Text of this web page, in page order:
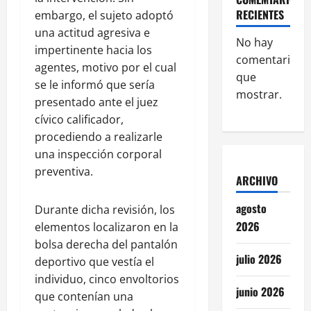
embargo, el sujeto adoptó
una actitud agresiva e
impertinente hacia los
agentes, motivo por el cual
se le informó que sería
presentado ante el juez
cívico calificador,
procediendo a realizarle
una inspección corporal
preventiva.
Durante dicha revisión, los
elementos localizaron en la
bolsa derecha del pantalón
deportivo que vestía el
individuo, cinco envoltorios
que contenían una
RECIENTES
No hay
comentarios
que
mostrar.
ARCHIVO
agosto
2026
julio 2026
junio 2026